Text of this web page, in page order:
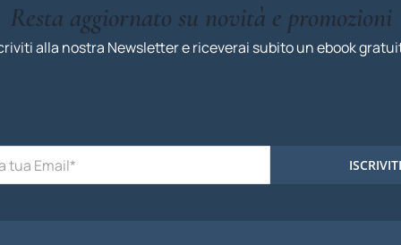
Resta aggiornato su novità e promozioni
alla nostra Newsletter e riceverai subito un ebook
ISCRIVITI